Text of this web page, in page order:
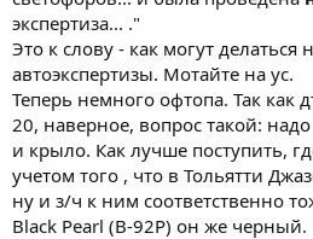
экспертиза... ."
Это к слову - как могут делаться
автоэкспертизы. Мотайте на ус.
Теперь немного офтопа. Так как
20, наверное, вопрос такой:
и крыло. Как лучше поступить,
учетом того , что в Тольятти
ну и з/ч к ним соответственно
Black Pearl (B-92P) он же черный.